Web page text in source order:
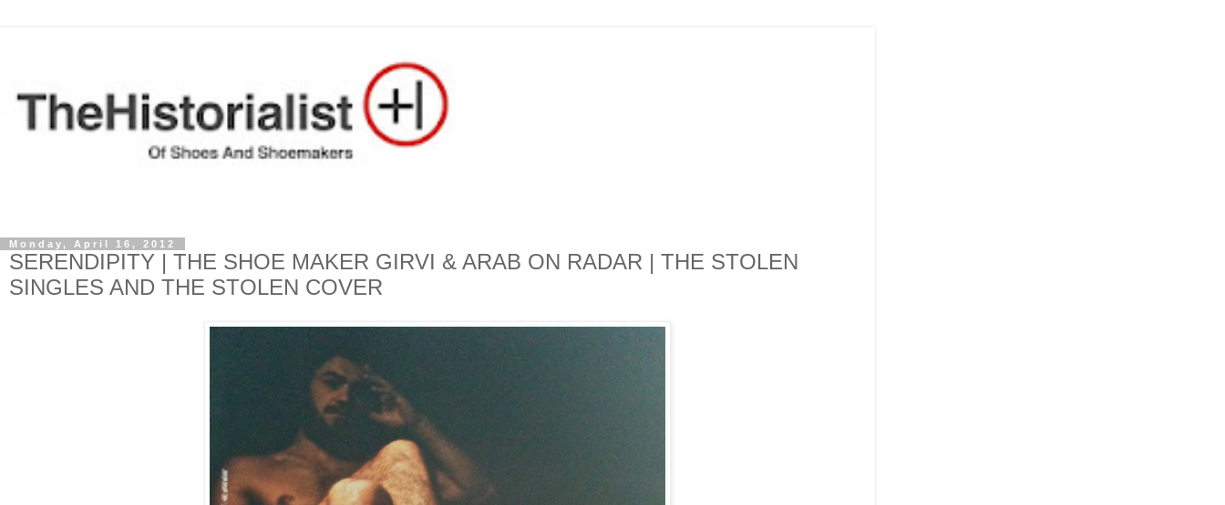
Monday, April 16, 2012
SERENDIPITY | THE SHOE MAKER GIRVI & ARAB ON RADAR | THE STOLEN
SINGLES AND THE STOLEN COVER